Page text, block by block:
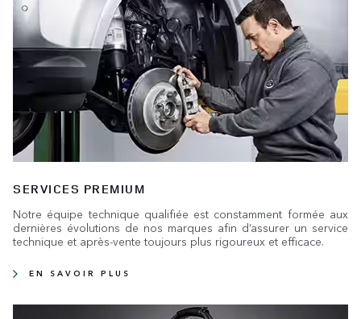
SERVICES PREMIUM
Notre équipe technique qualifiée est constamment formée aux
dernières évolutions de nos marques afin d’assurer un service
technique et après-vente toujours plus rigoureux et efficace.
EN SAVOIR PLUS